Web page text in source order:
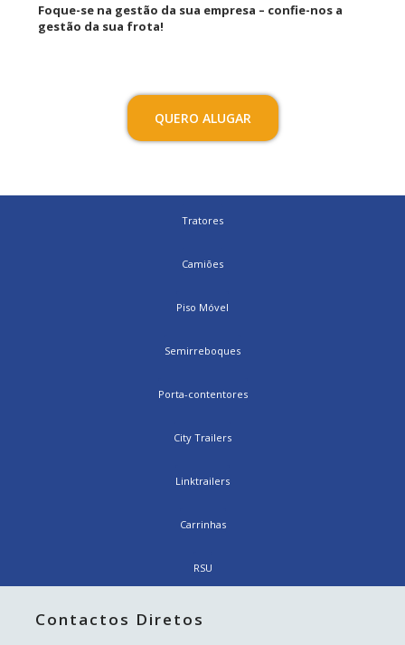
Foque-se na gestão da sua empresa – confie-nos a
gestão da sua frota!
QUERO ALUGAR
Tratores
Camiões
Piso Móvel
Semirreboques
Porta-contentores
City Trailers
Linktrailers
Carrinhas
RSU
Contactos Diretos